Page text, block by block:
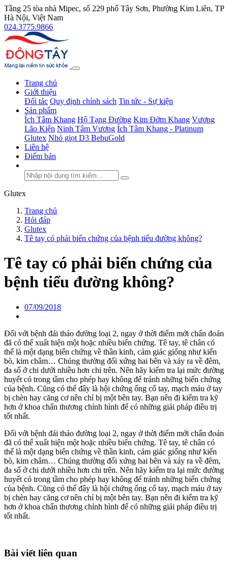
Tầng 25 tòa nhà Mipec, số 229 phố Tây Sơn, Phường Kim Liên, TP
Hà Nội, Việt Nam
024.3775.9866
Trang chủ
Giới thiệu
Đối tác Quy định chính sách Tin tức - Sự kiện
Sản phẩm
Ích Tâm Khang Hộ Tạng Đường Kim Đởm Khang Vương
Lão Kiện Ninh Tâm Vương Ích Tâm Khang - Platinum
Glutex Nhỏ giọt D3 BebuGold
Liên hệ
Điểm bán
Glutex
Trang chủ
Hỏi đáp
Glutex
Tê tay có phải biến chứng của bệnh tiểu đường không?
Tê tay có phải biến chứng của
bệnh tiểu đường không?
07/09/2018
Đối với bệnh đái tháo đường loại 2, ngay ở thời điểm mới chẩn đoán
đã có thể xuất hiện một hoặc nhiều biến chứng. Tê tay, tê chân có
thể là một dạng biến chứng về thần kinh, cảm giác giống như kiến
bò, kim châm… Chúng thường đối xứng hai bên và xảy ra về đêm,
đa số ở chi dưới nhiều hơn chi trên. Nên hãy kiểm tra lại mức đường
huyết có trong tầm cho phép hay không để tránh những biến chứng
của bệnh. Cũng có thể đây là hội chứng ống cổ tay, mạch máu ở tay
bị chèn hay căng cơ nên chỉ bị một bên tay. Bạn nên đi kiểm tra kỹ
hơn ở khoa chấn thương chỉnh hình để có những giải pháp điều trị
tốt nhất.
Đối với bệnh đái tháo đường loại 2, ngay ở thời điểm mới chẩn đoán
đã có thể xuất hiện một hoặc nhiều biến chứng. Tê tay, tê chân có
thể là một dạng biến chứng về thần kinh, cảm giác giống như kiến
bò, kim châm… Chúng thường đối xứng hai bên và xảy ra về đêm,
đa số ở chi dưới nhiều hơn chi trên. Nên hãy kiểm tra lại mức đường
huyết có trong tầm cho phép hay không để tránh những biến chứng
của bệnh. Cũng có thể đây là hội chứng ống cổ tay, mạch máu ở tay
bị chèn hay căng cơ nên chỉ bị một bên tay. Bạn nên đi kiểm tra kỹ
hơn ở khoa chấn thương chỉnh hình để có những giải pháp điều trị
tốt nhất.
Bài viết liên quan